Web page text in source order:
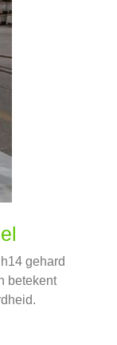
gehard
betekent